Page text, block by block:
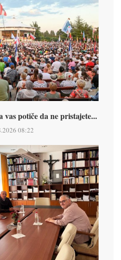
potiče da ne pristajete...
08:22